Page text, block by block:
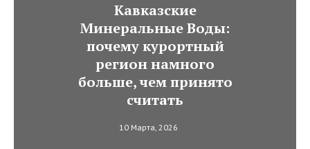
Кавказские
Минеральные Воды:
почему курортный
регион намного
больше, чем принято
считать
10 Марта, 2026